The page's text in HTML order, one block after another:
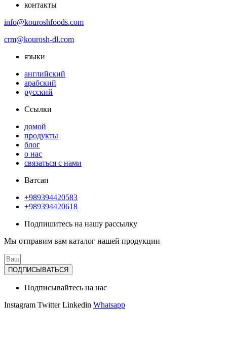
контакты
info@kouroshfoods.com
crm@kourosh-dl.com
языки
английский
арабский
русский
Ссылки
домой
продукты
блог
о нас
связаться с нами
Ватсап
+989394420583
+989394420618
Подпишитесь на нашу рассылку
Мы отправим вам каталог нашей продукции
ПОДПИСЫВАТЬСЯ
Подписывайтесь на нас
Instagram Twitter Linkedin Whatsapp